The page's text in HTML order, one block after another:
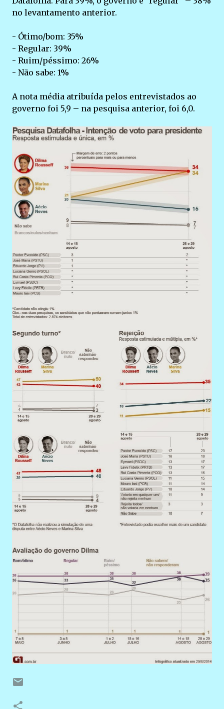
no levantamento anterior.
- Ótimo/bom: 35%
- Regular: 39%
- Ruim/péssimo: 26%
- Não sabe: 1%
A nota média atribuída pelos entrevistados ao
governo foi 5,9 – na pesquisa anterior, foi 6,0.